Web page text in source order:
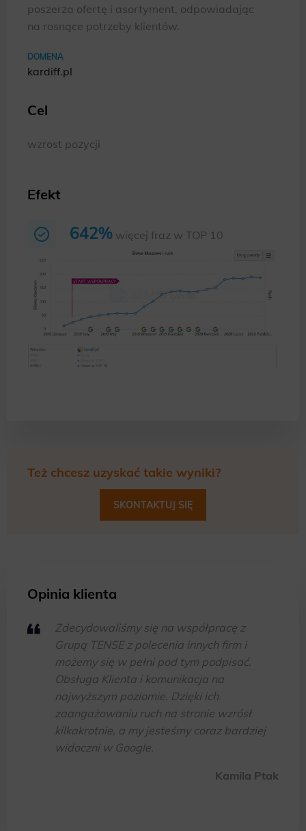
poszerza ofertę i asortyment, odpowiadając
na rosnące potrzeby klientów.
DOMENA
kardiff.pl
Cel
wzrost pozycji
Efekt
642% więcej fraz w TOP 10
Też chcesz uzyskać takie wyniki?
SKONTAKTUJ SIĘ
Opinia klienta
Zdecydowaliśmy się na współpracę z
Grupą TENSE z polecenia innych firm i
możemy się w pełni pod tym podpisać.
Obsługa Klienta i komunikacja na
najwyższym poziomie. Dzięki ich
zaangażowaniu ruch na stronie wzrósł
kilkakrotnie, a my jesteśmy coraz bardziej
widoczni w Google.
Kamila Ptak